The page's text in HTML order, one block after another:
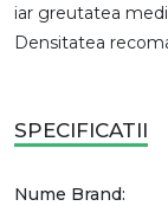
iar greutatea
Densitatea
SPECIFICATII
Nume Brand: